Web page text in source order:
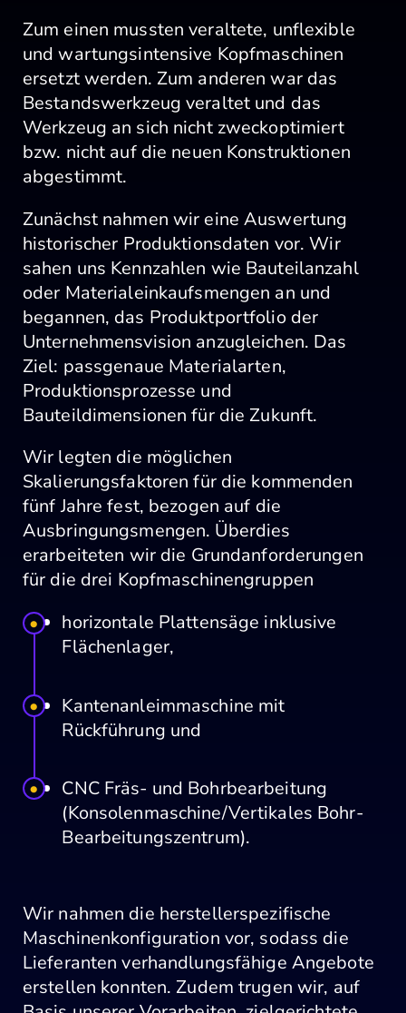
Zum einen mussten veraltete, unflexible
und wartungsintensive Kopfmaschinen
ersetzt werden. Zum anderen war das
Bestandswerkzeug veraltet und das
Werkzeug an sich nicht zweckoptimiert
bzw. nicht auf die neuen Konstruktionen
abgestimmt.
Zunächst nahmen wir eine Auswertung
historischer Produktionsdaten vor. Wir
sahen uns Kennzahlen wie Bauteilanzahl
oder Materialeinkaufsmengen an und
begannen, das Produktportfolio der
Unternehmensvision anzugleichen. Das
Ziel: passgenaue Materialarten,
Produktionsprozesse und
Bauteildimensionen für die Zukunft.
Wir legten die möglichen
Skalierungsfaktoren für die kommenden
fünf Jahre fest, bezogen auf die
Ausbringungsmengen. Überdies
erarbeiteten wir die Grundanforderungen
für die drei Kopfmaschinengruppen
horizontale Plattensäge inklusive
Flächenlager,
Kantenanleimmaschine mit
Rückführung und
CNC Fräs- und Bohrbearbeitung
(Konsolenmaschine/Vertikales Bohr-
Bearbeitungszentrum).
Wir nahmen die herstellerspezifische
Maschinenkonfiguration vor, sodass die
Lieferanten verhandlungsfähige Angebote
erstellen konnten. Zudem trugen wir, auf